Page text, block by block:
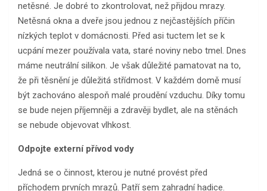
netěsné. Je dobré to zkontrolovat, než přijdou mrazy.
Netěsná okna a dveře jsou jednou z nejčastějších příčin
nízkých teplot v domácnosti. Před asi tuctem let se k
ucpání mezer používala vata, staré noviny nebo tmel. Dnes
máme neutrální silikon. Je však důležité pamatovat na to,
že při těsnění je důležitá střídmost. V každém domě musí
být zachováno alespoň malé proudění vzduchu. Díky tomu
se bude nejen příjemněji a zdravěji bydlet, ale na stěnách
se nebude objevovat vlhkost.
Odpojte externí přívod vody
Jedná se o činnost, kterou je nutné provést před
příchodem prvních mrazů. Patří sem zahradní hadice.